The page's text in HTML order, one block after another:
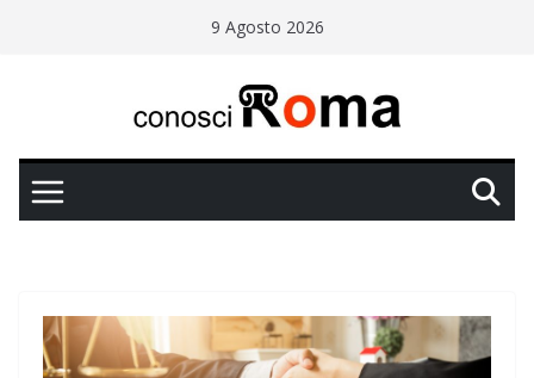
9 Agosto 2026